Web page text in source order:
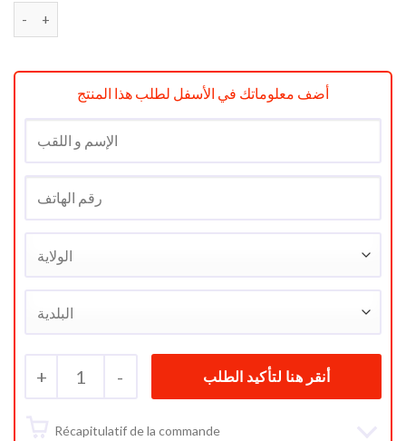
أضف معلوماتك في الأسفل لطلب هذا المنتج
+ 1 -
Récapitulatif de la commande